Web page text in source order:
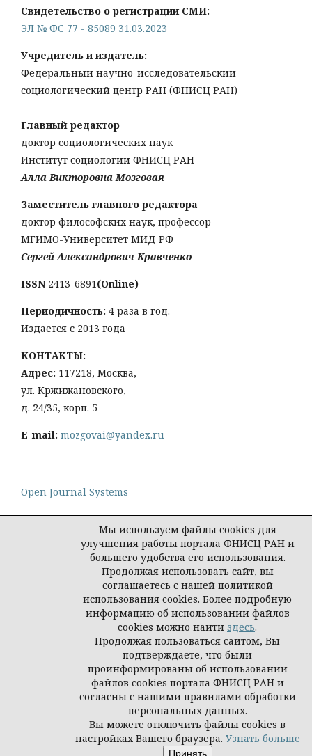
Свидетельство о регистрации СМИ:
ЭЛ № ФС 77 - 85089 31.03.2023
Учредитель и издатель:
Федеральный научно-исследовательский
социологический центр РАН (ФНИСЦ РАН)
Главный редактор
доктор социологических наук
Институт социологии ФНИСЦ РАН
Алла Викторовна Мозговая
Заместитель главного редактора
доктор философских наук, профессор
МГИМО-Университет МИД РФ
Сергей Александрович Кравченко
ISSN 2413-6891(Online)
Периодичность: 4 раза в год.
Издается с 2013 года
КОНТАКТЫ:
Адрес: 117218, Москва,
ул. Кржижановского,
д. 24/35, корп. 5
E-mail: mozgovai@yandex.ru
Open Journal Systems
Политика конфиденциальности персональных
© Социологическая наука и социальная практика,
Мы используем файлы cookies для
улучшения работы портала ФНИСЦ РАН и
большего удобства его использования.
Продолжая использовать сайт, вы
соглашаетесь с нашей политикой
использования cookies. Более подробную
информацию об использовании файлов
cookies можно найти здесь.
Продолжая пользоваться сайтом, Вы
подтверждаете, что были
проинформированы об использовании
файлов cookies портала ФНИСЦ РАН и
согласны с нашими правилами обработки
персональных данных.
Вы можете отключить файлы cookies в
настройках Вашего браузера. Узнать больше
Принять